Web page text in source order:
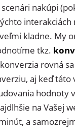
nakúpi
kladne. My
tkz.
rovná
aj keď táto
hodnoty
na Vašej
a